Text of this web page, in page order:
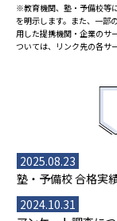
※教育機関、塾・予備校等
を明示します。また、一部
用した提携機関・企業のサ
ついては、リンク先の各サ
2025.08.23
塾・予備校 合格実
2024.10.31